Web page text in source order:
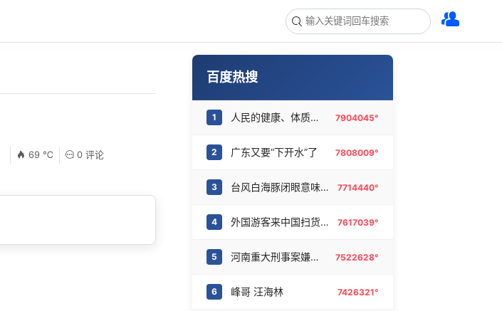
69 ℃ 0 评论
百度热搜
1 人民的健康、体质、幸福一脉相承 7904045°
2 广东又要“下开水”了 7808009°
3 台风白海豚闭眼意味着什么 7714440°
4 外国游客来中国扫货新特产 7617039°
5 河南重大刑事案嫌疑人落网 7522628°
6 峰哥 汪海林 7426321°